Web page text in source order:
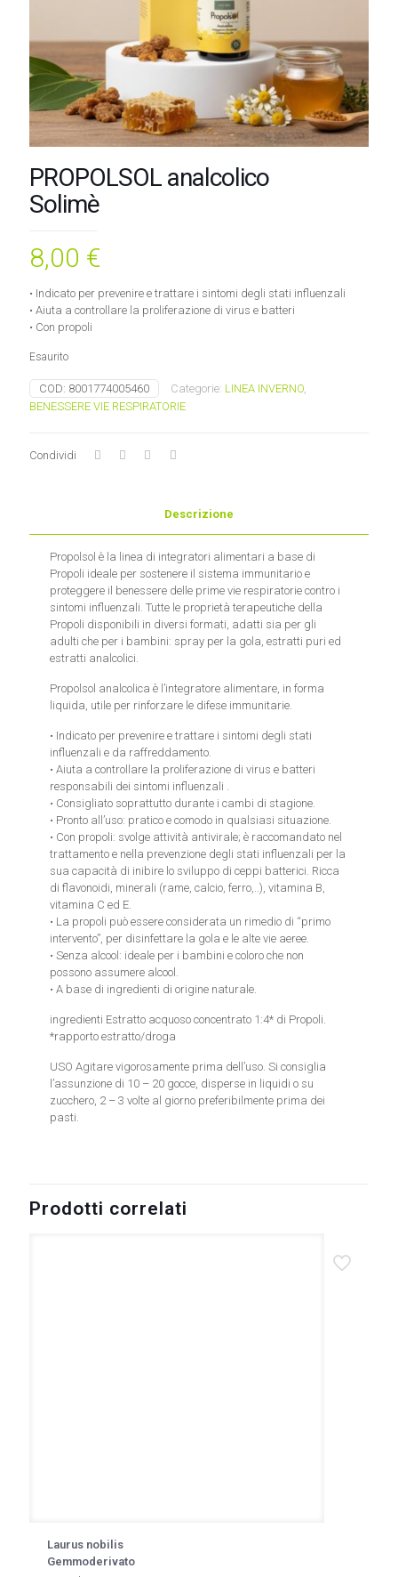
PROPOLSOL analcolico
Solimè
8,00 €
• Indicato per prevenire e trattare i sintomi degli stati influenzali
• Aiuta a controllare la proliferazione di virus e batteri
• Con propoli
Esaurito
COD: 8001774005460 Categorie: LINEA INVERNO,
BENESSERE VIE RESPIRATORIE
Condividi
Descrizione
Propolsol è la linea di integratori alimentari a base di
Propoli ideale per sostenere il sistema immunitario e
proteggere il benessere delle prime vie respiratorie contro i
sintomi influenzali. Tutte le proprietà terapeutiche della
Propoli disponibili in diversi formati, adatti sia per gli
adulti che per i bambini: spray per la gola, estratti puri ed
estratti analcolici.
Propolsol analcolica è l’integratore alimentare, in forma
liquida, utile per rinforzare le difese immunitarie.
• Indicato per prevenire e trattare i sintomi degli stati
influenzali e da raffreddamento.
• Aiuta a controllare la proliferazione di virus e batteri
responsabili dei sintomi influenzali .
• Consigliato soprattutto durante i cambi di stagione.
• Pronto all’uso: pratico e comodo in qualsiasi situazione.
• Con propoli: svolge attività antivirale; è raccomandato nel
trattamento e nella prevenzione degli stati influenzali per la
sua capacità di inibire lo sviluppo di ceppi batterici. Ricca
di flavonoidi, minerali (rame, calcio, ferro,..), vitamina B,
vitamina C ed E.
• La propoli può essere considerata un rimedio di “primo
intervento”, per disinfettare la gola e le alte vie aeree.
• Senza alcool: ideale per i bambini e coloro che non
possono assumere alcool.
• A base di ingredienti di origine naturale.
ingredienti Estratto acquoso concentrato 1:4* di Propoli.
*rapporto estratto/droga
USOAgitare vigorosamente prima dell’uso. Si consiglia
l’assunzione di 10 – 20 gocce, disperse in liquidi o su
zucchero, 2 – 3 volte al giorno preferibilmente prima dei
pasti.
Prodotti correlati
Laurus nobilis
Gemmoderivato